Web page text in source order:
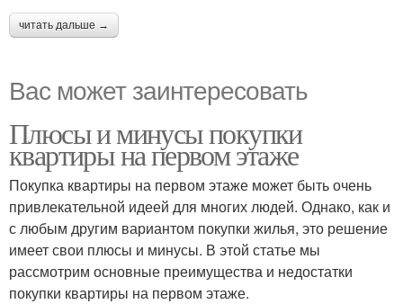
читать дальше →
Вас может заинтересовать
Плюсы и минусы покупки
квартиры на первом этаже
Покупка квартиры на первом этаже может быть очень
привлекательной идеей для многих людей. Однако, как и
с любым другим вариантом покупки жилья, это решение
имеет свои плюсы и минусы. В этой статье мы
рассмотрим основные преимущества и недостатки
покупки квартиры на первом этаже.